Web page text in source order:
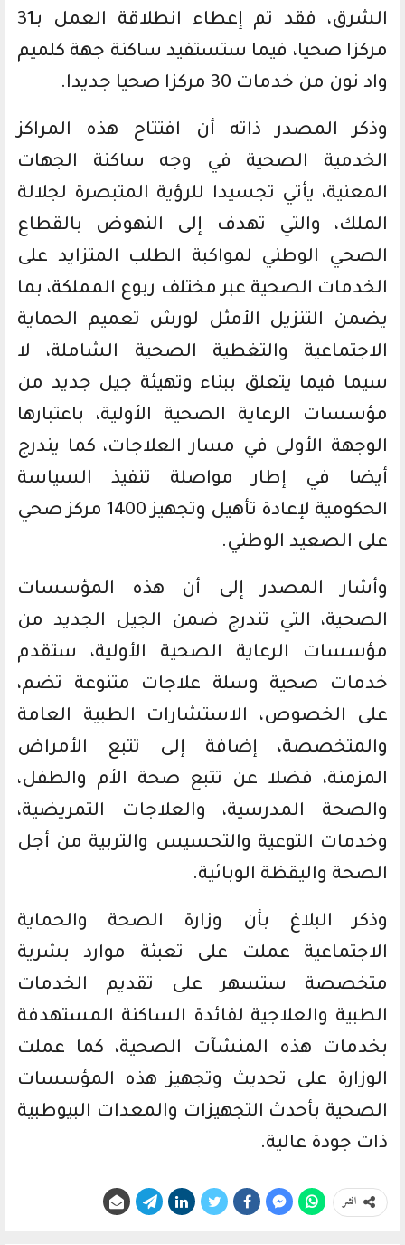
الشرق، فقد تم إعطاء انطلاقة العمل بـ31
مركزا صحيا، فيما ستستفيد ساكنة جهة كلميم
واد نون من خدمات 30 مركزا صحيا جديدا.
وذكر المصدر ذاته أن افتتاح هذه المراكز
الخدمية الصحية في وجه ساكنة الجهات
المعنية، يأتي تجسيدا للرؤية المتبصرة لجلالة
الملك، والتي تهدف إلى النهوض بالقطاع
الصحي الوطني لمواكبة الطلب المتزايد على
الخدمات الصحية عبر مختلف ربوع المملكة، بما
يضمن التنزيل الأمثل لورش تعميم الحماية
الاجتماعية والتغطية الصحية الشاملة، لا
سيما فيما يتعلق ببناء وتهيئة جيل جديد من
مؤسسات الرعاية الصحية الأولية، باعتبارها
الوجهة الأولى في مسار العلاجات، كما يندرج
أيضا في إطار مواصلة تنفيذ السياسة
الحكومية لإعادة تأهيل وتجهيز 1400 مركز صحي
على الصعيد الوطني.
وأشار المصدر إلى أن هذه المؤسسات
الصحية، التي تندرج ضمن الجيل الجديد من
مؤسسات الرعاية الصحية الأولية، ستقدم
خدمات صحية وسلة علاجات متنوعة تضم،
على الخصوص، الاستشارات الطبية العامة
والمتخصصة، إضافة إلى تتبع الأمراض
المزمنة، فضلا عن تتبع صحة الأم والطفل،
والصحة المدرسية، والعلاجات التمريضية،
وخدمات التوعية والتحسيس والتربية من أجل
الصحة واليقظة الوبائية.
وذكر البلاغ بأن وزارة الصحة والحماية
الاجتماعية عملت على تعبئة موارد بشرية
متخصصة ستسهر على تقديم الخدمات
الطبية والعلاجية لفائدة الساكنة المستهدفة
بخدمات هذه المنشآت الصحية، كما عملت
الوزارة على تحديث وتجهيز هذه المؤسسات
الصحية بأحدث التجهيزات والمعدات البيوطبية
ذات جودة عالية.
انشر